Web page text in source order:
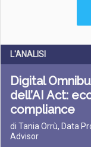
L'ANALISI
Digital
dell’AI Act:
compliance
di Tania Orrù, Data
Advisor